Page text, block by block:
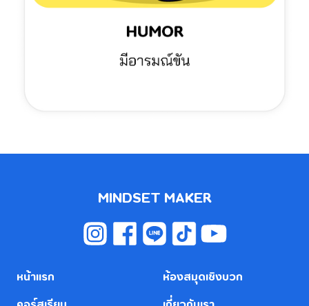
MINDSET MAKER
หน้าแรก
ห้องสมุดเชิงบวก